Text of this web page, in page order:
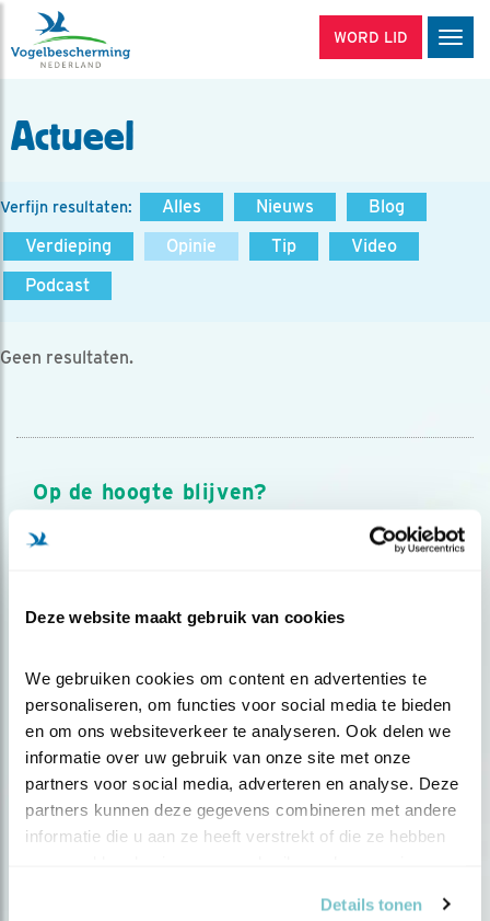
Deze website maakt gebruik van cookies
We gebruiken cookies om content en advertenties te
personaliseren, om functies voor social media te bieden
en om ons websiteverkeer te analyseren. Ook delen we
informatie over uw gebruik van onze site met onze
partners voor social media, adverteren en analyse. Deze
partners kunnen deze gegevens combineren met andere
informatie die u aan ze heeft verstrekt of die ze hebben
Details tonen
WORD LID
Actueel
Verfijn resultaten: Alles Nieuws
Blog
Verdieping
Opinie Tip
Video
Podcast
Geen resultaten.
Op de hoogte blijven?
Meld je aan en ontvang nieuws, inspiratie, acties en tips
over vogels en activiteiten van Vogelbescherming.